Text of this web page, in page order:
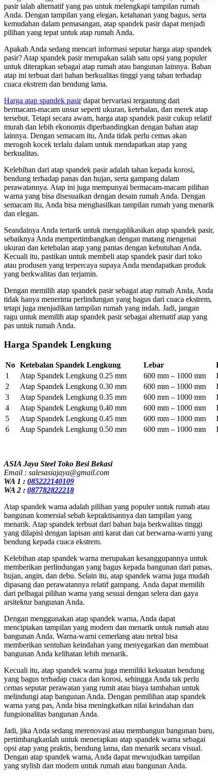
pasir ialah alternatif yang pas untuk melengkapi tampilan rumah
Anda. Dengan tampilan yang elegan, ketahanan yang bagus, serta
kemudahan dalam pemasangan, atap spandek pasir dapat menjadi
pilihan yang tepat untuk atap rumah Anda.
Apakah Anda sedang mencari informasi seputar harga atap spandek
pasir? Atap spandek pasir merupakan salah satu opsi yang populer
untuk diterapkan sebagai atap rumah atau bangunan lainnya. Bahan
atap ini terbuat dari bahan berkualitas tinggi yang tahan terhadap
cuaca ekstrem dan bendung lama.
Harga atap spandek pasirdapat bervariasi tergantung dari
bermacam-macam unsur seperti ukuran, ketebalan, dan merek atap
tersebut. Tetapi secara awam, harga atap spandek pasir cukup relatif
murah dan lebih ekonomis diperbandingkan dengan bahan atap
lainnya. Dengan semacam itu, Anda tidak perlu cemas akan
merogoh kocek terlalu dalam untuk mendapatkan atap yang
berkualitas.
Kelebihan dari atap spandek pasir adalah tahan kepada korosi,
bendung terhadap panas dan hujan, serta gampang dalam
perawatannya. Atap ini juga mempunyai bermacam-macam pilihan
warna yang bisa disesuaikan dengan desain rumah Anda. Dengan
semacam itu, Anda bisa menghasilkan tampilan rumah yang menarik
dan elegan.
Seandainya Anda tertarik untuk mengaplikasikan atap spandek pasir,
sebaiknya Anda mempertimbangkan dengan matang mengenai
ukuran dan ketebalan atap yang pantas dengan kebutuhan Anda.
Kecuali itu, pastikan untuk membeli atap spandek pasir dari toko
atau produsen yang terpercaya supaya Anda mendapatkan produk
yang berkwalitas dan terjamin.
Dengan memilih atap spandek pasir sebagai atap rumah Anda, Anda
tidak hanya menerima perlindungan yang bagus dari cuaca ekstrem,
tetapi juga menjadikan tampilan rumah yang indah. Jadi, jangan
ragu untuk memilih atap spandek pasir sebagai alternatif atap yang
pas untuk rumah Anda.
Harga Spandek Lengkung
No Ketebalan Spandek Lengkung Lebar
1
Atap Spandek Lengkung 0.25 mm 600 mm – 1000 mm
2
Atap Spandek Lengkung 0.30 mm 600 mm – 1000 mm
3
Atap Spandek Lengkung 0.35 mm 600 mm – 1000 mm
4
Atap Spandek Lengkung 0.40 mm 600 mm – 1000 mm
5
Atap Spandek Lengkung 0.45 mm 600 mm – 1000 mm
6
Atap Spandek Lengkung 0.50 mm 600 mm – 1000 mm
ASIA Jaya Steel Toko Besi Bekasi
Email : salesasiajaya@gmail.com
WA 1 : 085222140109
WA 2 : 087782822218
Atap spandek warna adalah pilihan yang populer untuk rumah atau
bangunan komersial sebab kepraktisannya dan tampilan yang
menarik. Atap spandek terbuat dari bahan baja berkwalitas tinggi
yang dilapisi dengan lapisan anti karat dan cat berwarna-warni yang
bendung kepada cuaca ekstrem.
Kelebihan atap spandek warna merupakan kesanggupannya untuk
memberikan perlindungan yang bagus kepada bangunan dari panas,
hujan, angin, dan debu. Selain itu, atap spandek warna juga mudah
dipasang dan perawatannya relatif gampang. Anda dapat memilih
dari pelbagai pilihan warna yang sesuai dengan selera dan gaya
arsitektur bangunan Anda.
Dengan menggunakan atap spandek warna, Anda dapat
menciptakan tampilan yang modern dan menarik untuk rumah atau
bangunan Anda. Warna-warni cemerlang atau netral bisa
memberikan sentuhan keindahan yang menyegarkan dan membuat
bangunan Anda kelihatan lebih menarik.
Kecuali itu, atap spandek warna juga memiliki kekuatan bendung
yang bagus terhadap cuaca dan korosi, sehingga Anda tak perlu
cemas seputar perawatan yang rumit atau biaya tambahan untuk
melindungi atap bangunan Anda. Dengan pemilihan atap spandek
warna yang pas, Anda bisa meningkatkan nilai keindahan dan
fungsionalitas bangunan Anda.
Jadi, jika Anda sedang merenovasi atau membangun bangunan baru,
pertimbangkanlah untuk menerapkan atap spandek warna sebagai
opsi atap yang praktis, bendung lama, dan menarik secara visual.
Dengan atap spandek warna, Anda dapat mewujudkan tampilan
yang stylish dan modern untuk rumah atau bangunan Anda.